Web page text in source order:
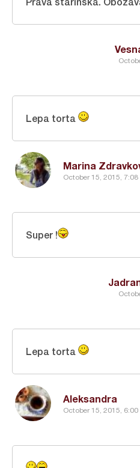
Marina
October 15, 2015, 7:08
Lepa torta
Super !
Aleksandra
October 15, 2015, 6:00
Lepa torta